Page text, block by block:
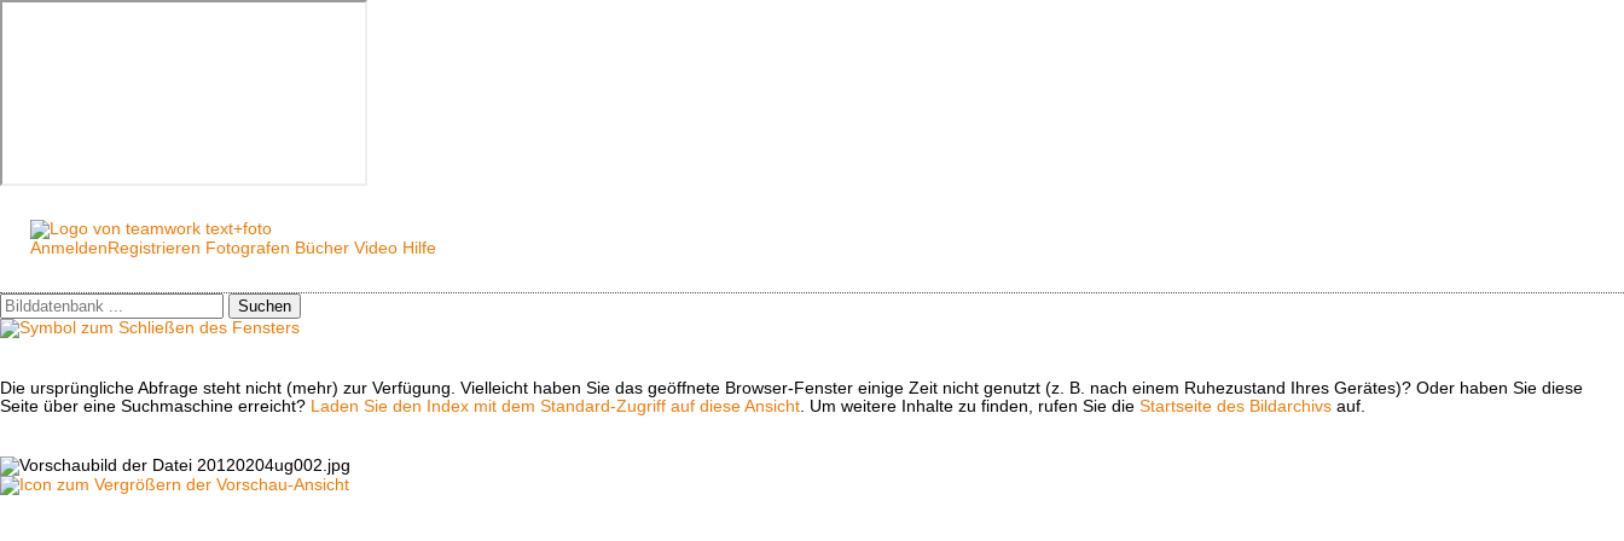
Anmelden Registrieren Fotografen Bücher Video Hilfe
Suchen
Die ursprüngliche Abfrage steht nicht (mehr) zur Verfügung. Vielleicht haben Sie das geöffnete Browser-Fenster einige Zeit nicht genutzt (z. B. nach einem Ruhezustand Ihres Gerätes)? Oder haben Sie diese
Seite über eine Suchmaschine erreicht? Laden Sie den Index mit dem Standard-Zugriff auf diese Ansicht. Um weitere Inhalte zu finden, rufen Sie die Startseite des Bildarchivs auf.